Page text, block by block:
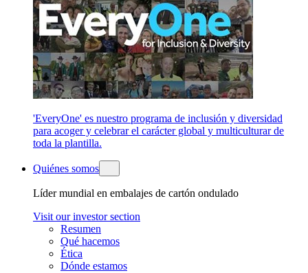
'EveryOne' es nuestro programa de inclusión y diversidad
para acoger y celebrar el carácter global y multiculturar de
toda la plantilla.
Quiénes somos
Líder mundial en embalajes de cartón ondulado
Visit our investor section
Resumen
Qué hacemos
Ética
Dónde estamos